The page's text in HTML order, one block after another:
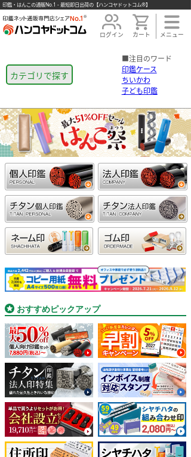
印鑑・はんこの通販No.1 - 最短即日出荷の【ハンコヤドットコム®】
ログイン カート メニュー
カテゴリで探す
■注目のワード
印鑑ケース
ちいかわ
子ども印鑑
おすすめピックアップ